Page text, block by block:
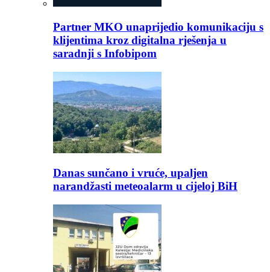
Partner MKO unaprijedio komunikaciju s
klijentima kroz digitalna rješenja u
saradnji s Infobipom
Danas sunčano i vruće, upaljen
narandžasti meteoalarm u cijeloj BiH